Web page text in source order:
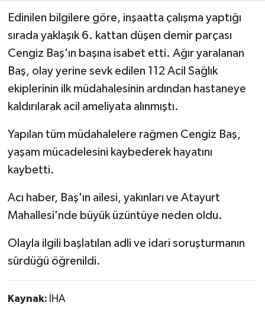
Edinilen bilgilere göre, inşaatta çalışma yaptığı
sırada yaklaşık 6. kattan düşen demir parçası
Cengiz Baş'ın başına isabet etti. Ağır yaralanan
Baş, olay yerine sevk edilen 112 Acil Sağlık
ekiplerinin ilk müdahalesinin ardından hastaneye
kaldırılarak acil ameliyata alınmıştı.
Yapılan tüm müdahalelere rağmen Cengiz Baş,
yaşam mücadelesini kaybederek hayatını
kaybetti.
Acı haber, Baş'ın ailesi, yakınları ve Atayurt
Mahallesi'nde büyük üzüntüye neden oldu.
Olayla ilgili başlatılan adli ve idari soruşturmanın
sürdüğü öğrenildi.
Kaynak: İHA